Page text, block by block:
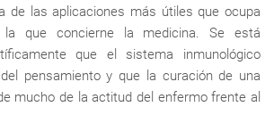
de las aplicaciones más útiles que ocupa
que concierne la medicina. Se está
que el sistema inmunológico
pensamiento y que la curación de una
mucho de la actitud del enfermo frente al